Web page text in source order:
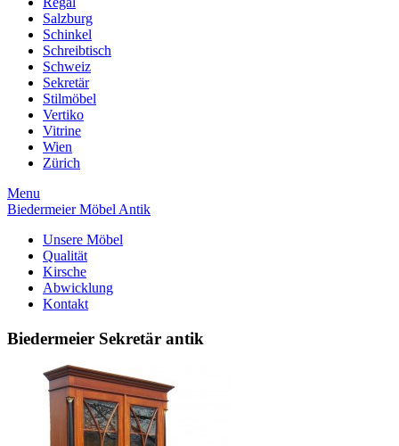
Salzburg
Schinkel
Schreibtisch
Schweiz
Sekretär
Stilmöbel
Vertiko
Vitrine
Wien
Zürich
Menu
Biedermeier Möbel Antik
Unsere Möbel
Qualität
Kirsche
Abwicklung
Kontakt
Biedermeier Sekretär antik